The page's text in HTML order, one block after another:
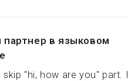
в языковом
skip "hi, how are you" part. I